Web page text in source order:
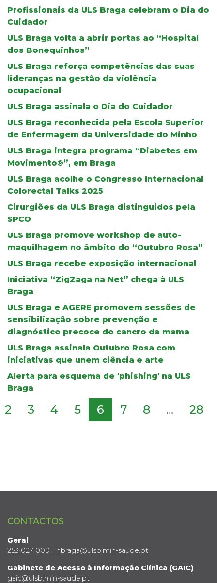
Profissionais da ULS Braga celebram o Dia do
Cuidador
ULS Braga volta a abrir portas ao “Hospital
dos Bonequinhos”
ULS Braga reforça competências das suas
lideranças na gestão da violência
ocupacional
ULS Braga assinala o Dia do Cuidador
ULS Braga reconhecida pela Escola Superior
de Enfermagem da Universidade do Minho
ULS Braga integra programa “Diabetes em
Movimento®”, em Braga
ULS Braga acolhe o Congresso Internacional
Colorectal Talks 2025
Cirurgiões da ULS Braga distinguidos pela
SPCO
ULS Braga promove workshop de auto-
maquilhagem no âmbito do “Outubro Rosa”
ULS Braga recebe exposição internacional
Iniciativa “ZigZaga na Net” chega à ULS
Braga
ULS Braga e AGERE promovem sessões de
sensibilização sobre prevenção e
diagnóstico precoce do cancro da mama
ULS Braga assinala Outubro Rosa com
iniciativas que unem ciência e arte
Alerta para esquema de 'phishing' na ULS
Braga
2 3 4 5 6 7 8 ... 28
CONTACTOS
Geral
253 027 000 | hbraga@ulsb.min-saude.pt
Gabinete de Acesso à Informação Clínica (GAIC)
gaic@ulsb.min-saude.pt